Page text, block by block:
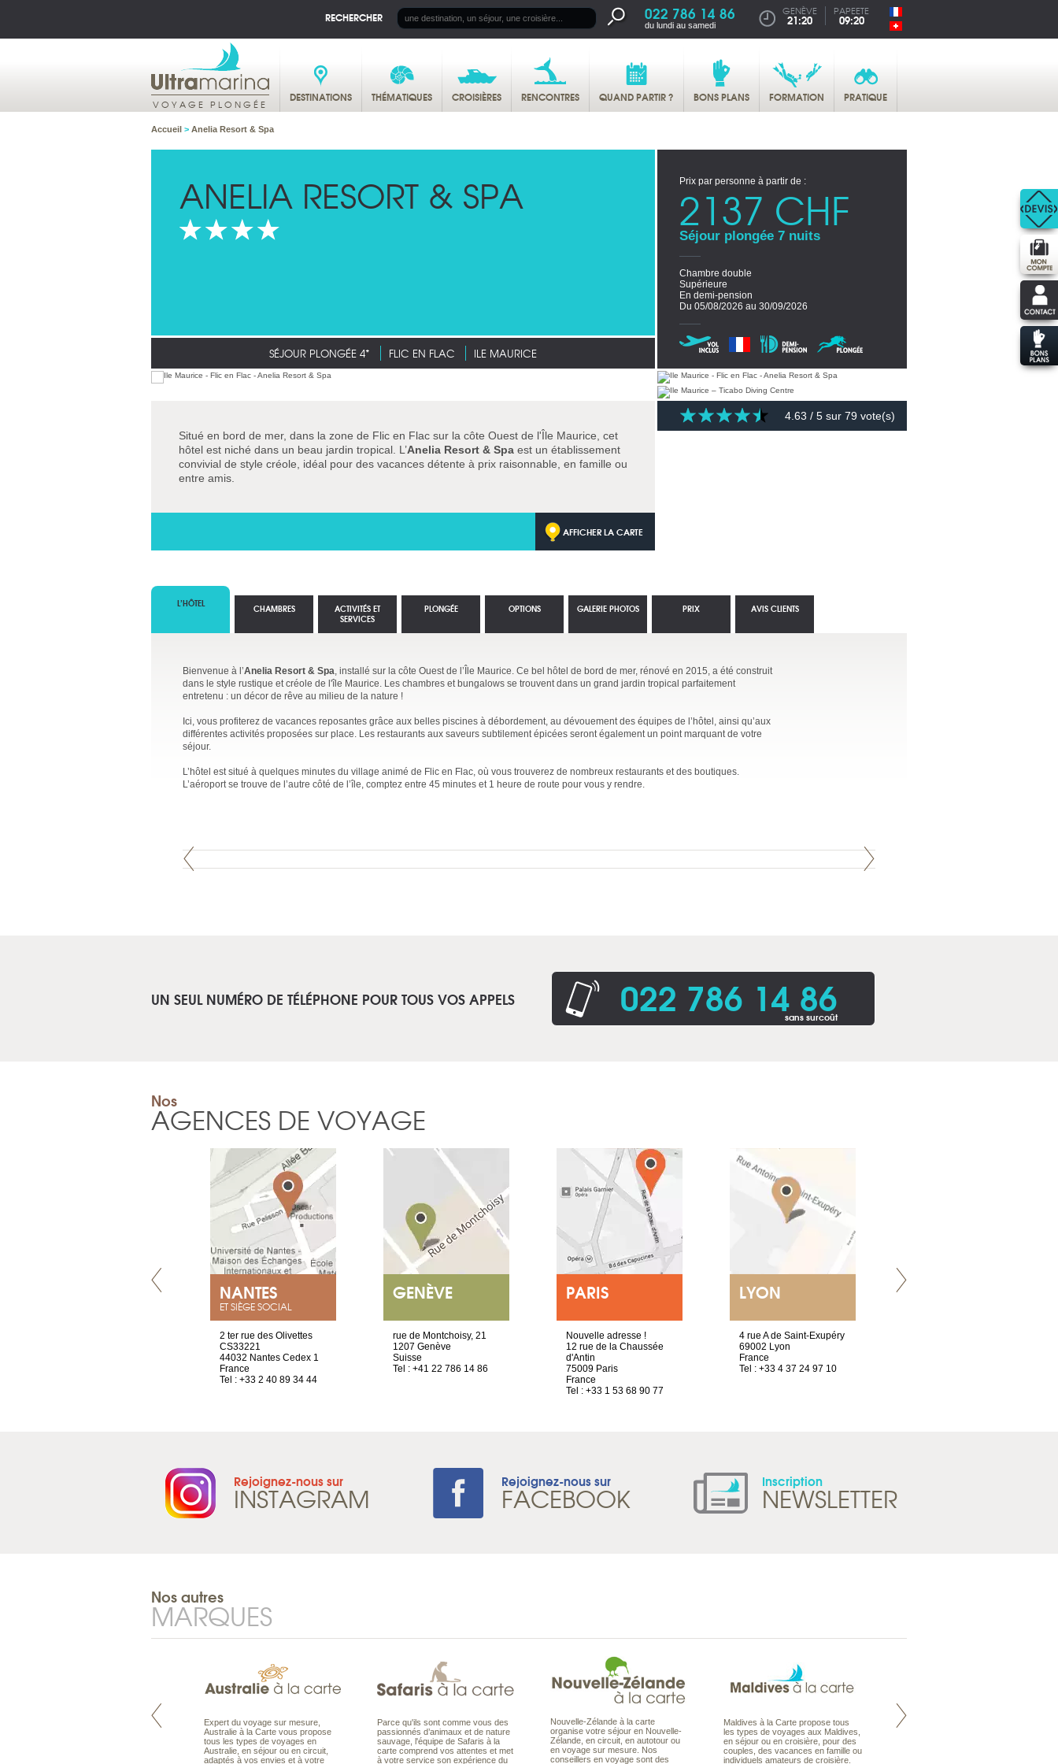
RECHERCHER 022 786 14 86
du lundi au samedi
GENÈVE
21:20
PAPEETE
09:20
VOYAGE PLONGÉE DESTINATIONS THÉMATIQUES CROISIÈRES RENCONTRES QUAND PARTIR ? BONS PLANS FORMATION PRATIQUE
Accueil > Anelia Resort & Spa
ANELIA RESORT & SPA
SÉJOUR PLONGÉE 4* FLIC EN FLAC ILE MAURICE
Prix par personne à partir de :
2137 CHF
Séjour plongée 7 nuits
Chambre double
Supérieure
En demi-pension
Du 05/08/2026 au 30/09/2026
Situé en bord de mer, dans la zone de Flic en Flac sur la côte Ouest de l'Île Maurice, cet
hôtel est niché dans un beau jardin tropical. L’Anelia Resort & Spa est un établissement
convivial de style créole, idéal pour des vacances détente à prix raisonnable, en famille ou
entre amis.
AFFICHER LA CARTE
4.63 / 5 sur 79 vote(s)
L’HÔTEL
Bienvenue à l’Anelia Resort & Spa, installé sur la côte Ouest de l’Île Maurice. Ce bel hôtel de bord de mer, rénové en 2015, a été construit
dans le style rustique et créole de l'île Maurice. Les chambres et bungalows se trouvent dans un grand jardin tropical parfaitement
entretenu : un décor de rêve au milieu de la nature !
Ici, vous profiterez de vacances reposantes grâce aux belles piscines à débordement, au dévouement des équipes de l’hôtel, ainsi qu’aux
différentes activités proposées sur place. Les restaurants aux saveurs subtilement épicées seront également un point marquant de votre
séjour.
L’hôtel est situé à quelques minutes du village animé de Flic en Flac, où vous trouverez de nombreux restaurants et des boutiques.
L’aéroport se trouve de l’autre côté de l’île, comptez entre 45 minutes et 1 heure de route pour vous y rendre.
CHAMBRES
ACTIVITÉS ET
SERVICES
PLONGÉE OPTIONS GALERIE PHOTOS PRIX AVIS CLIENTS
UN SEUL NUMÉRO DE TÉLÉPHONE POUR TOUS VOS APPELS 022 786 14 86
sans surcoût
Nos
AGENCES DE VOYAGE
NANTES
ET SIÈGE SOCIAL
2 ter rue des Olivettes
CS33221
44032 Nantes Cedex 1
France
Tel : +33 2 40 89 34 44
GENÈVE
rue de Montchoisy, 21
1207 Genève
Suisse
Tel : +41 22 786 14 86
PARIS
Nouvelle adresse !
12 rue de la Chaussée
d'Antin
75009 Paris
France
Tel : +33 1 53 68 90 77
LYON
4 rue A de Saint-Exupéry
69002 Lyon
France
Tel : +33 4 37 24 97 10
Rejoignez-nous sur
INSTAGRAM Rejoignez-nous sur
FACEBOOK Inscription
NEWSLETTER
Nos autres
MARQUES
Pacifique à la carte est le spécialiste
Expert du voyage sur mesure,
Australie à la Carte vous propose
tous les types de voyages en
Australie, en séjour ou en circuit,
adaptés à vos envies et à votre
Parce qu'ils sont comme vous des
passionnés d’animaux et de nature
sauvage, l'équipe de Safaris à la
carte comprend vos attentes et met
à votre service son expérience du
Nouvelle-Zélande à la carte
organise votre séjour en Nouvelle-
Zélande, en circuit, en autotour ou
en voyage sur mesure. Nos
conseillers en voyage sont des
Maldives à la Carte propose tous
les types de voyages aux Maldives,
en séjour ou en croisière, pour des
couples, des vacances en famille ou
individuels amateurs de croisière.
Notre site Odyssee est un portail